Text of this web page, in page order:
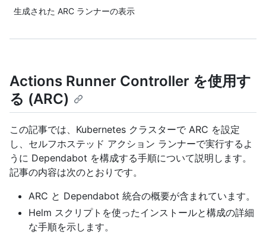
生成された ARC ランナーの表示
Actions Runner Controller を使用す
る (ARC)
この記事では、Kubernetes クラスターで ARC を設定
し、セルフホステッド アクション ランナーで実行するよ
うに Dependabot を構成する手順について説明します。
記事の内容は次のとおりです。
ARC と Dependabot 統合の概要が含まれています。
Helm スクリプトを使ったインストールと構成の詳細
な手順を示します。